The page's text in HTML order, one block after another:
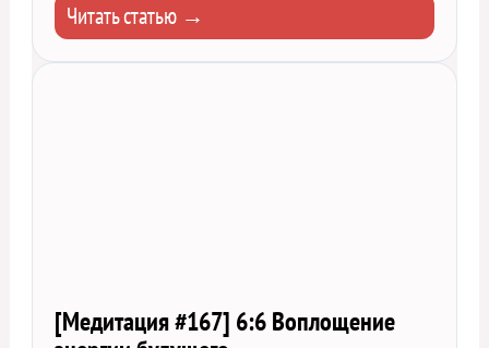
Читать статью →
[Медитация #167] 6:6 Воплощение